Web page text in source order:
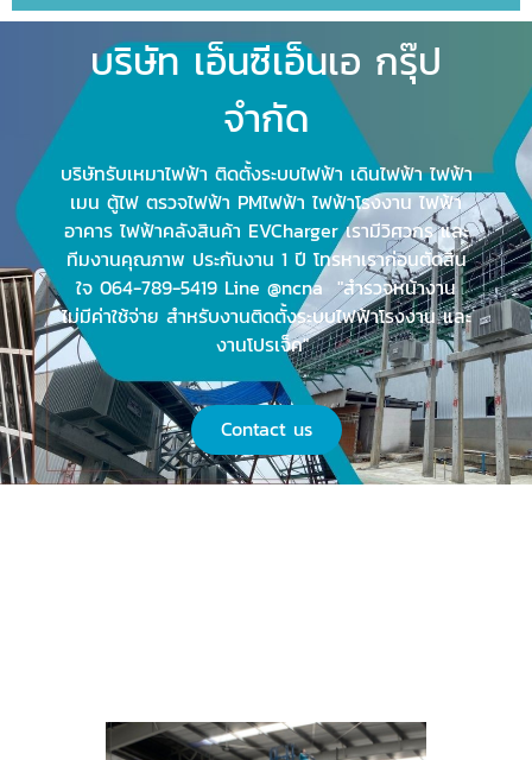
บริษัท เอ็นซีเอ็นเอ กรุ๊ป
จำกัด
บริษัทรับเหมาไฟฟ้า ติดตั้งระบบไฟฟ้า เดินไฟฟ้า ไฟฟ้า
เมน ตู้ไฟ ตรวจไฟฟ้า PMไฟฟ้า ไฟฟ้าโรงงาน ไฟฟ้า
อาคาร ไฟฟ้าคลังสินค้า EVCharger เรามีวิศวกร และ
ทีมงานคุณภาพ ประกันงาน 1 ปี โทรหาเราก่อนตัดสิน
ใจ 064-789-5419 Line @ncna "สำรวจหน้างาน
ไม่มีค่าใช้จ่าย สำหรับงานติดตั้งระบบไฟฟ้าโรงงาน และ
งานโปรเจ็ค"
Contact us